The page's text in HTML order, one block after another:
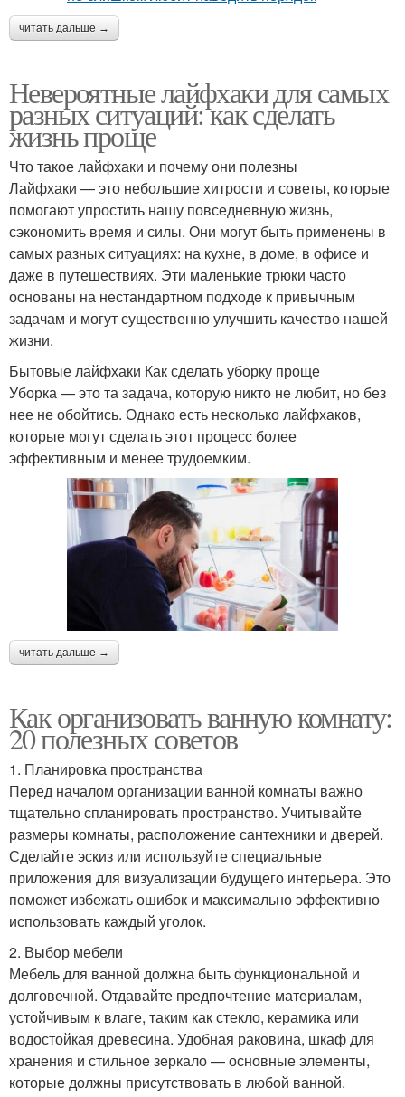
читать дальше →
Невероятные лайфхаки для самых
разных ситуаций: как сделать
жизнь проще
Что такое лайфхаки и почему они полезны
Лайфхаки — это небольшие хитрости и советы, которые
помогают упростить нашу повседневную жизнь,
сэкономить время и силы. Они могут быть применены в
самых разных ситуациях: на кухне, в доме, в офисе и
даже в путешествиях. Эти маленькие трюки часто
основаны на нестандартном подходе к привычным
задачам и могут существенно улучшить качество нашей
жизни.
Бытовые лайфхаки Как сделать уборку проще
Уборка — это та задача, которую никто не любит, но без
нее не обойтись. Однако есть несколько лайфхаков,
которые могут сделать этот процесс более
эффективным и менее трудоемким.
читать дальше →
Как организовать ванную комнату:
20 полезных советов
1. Планировка пространства
Перед началом организации ванной комнаты важно
тщательно спланировать пространство. Учитывайте
размеры комнаты, расположение сантехники и дверей.
Сделайте эскиз или используйте специальные
приложения для визуализации будущего интерьера. Это
поможет избежать ошибок и максимально эффективно
использовать каждый уголок.
2. Выбор мебели
Мебель для ванной должна быть функциональной и
долговечной. Отдавайте предпочтение материалам,
устойчивым к влаге, таким как стекло, керамика или
водостойкая древесина. Удобная раковина, шкаф для
хранения и стильное зеркало — основные элементы,
которые должны присутствовать в любой ванной.